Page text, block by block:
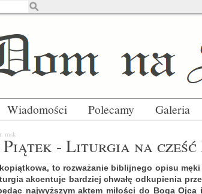
Wiadomości Polecamy Galeria
msk
- Li­tur­gia na cześć
to roz­wa­ża­nie bi­blij­ne­go opisu
ak­cen­tu­je bar­dziej chwa­łę od­ku­pie­nia
naj­wyż­szym aktem mi­ło­ści do Boga